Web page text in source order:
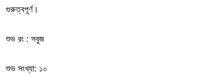
গুরুত্বপূর্ণ।
শুভ রং : সবুজ
শুভ সংখ্যা: ১০